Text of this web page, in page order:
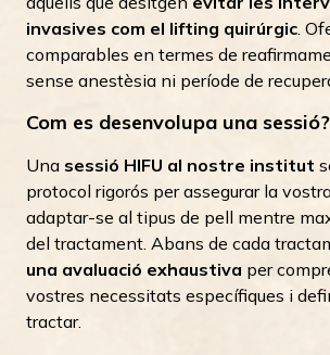
invasives com el lifting quirúrgic .
comparables en termes de
sense anestèsia ni període de
Com es desenvolupa una sessió?
Una sessió HIFU al nostre institut
protocol rigorós per assegurar la
adaptar-se al tipus de pell mentre
del tractament. Abans de cada
una avaluació exhaustiva per
vostres necessitats específiques i
tractar.